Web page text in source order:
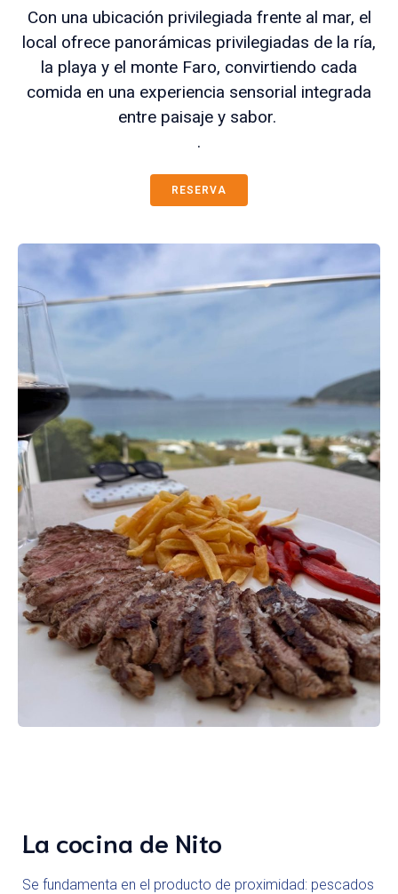
Con una ubicación privilegiada frente al mar, el
local ofrece panorámicas privilegiadas de la ría,
la playa y el monte Faro, convirtiendo cada
comida en una experiencia sensorial integrada
entre paisaje y sabor.
.
RESERVA
La cocina de Nito
Se fundamenta en el producto de proximidad: pescados